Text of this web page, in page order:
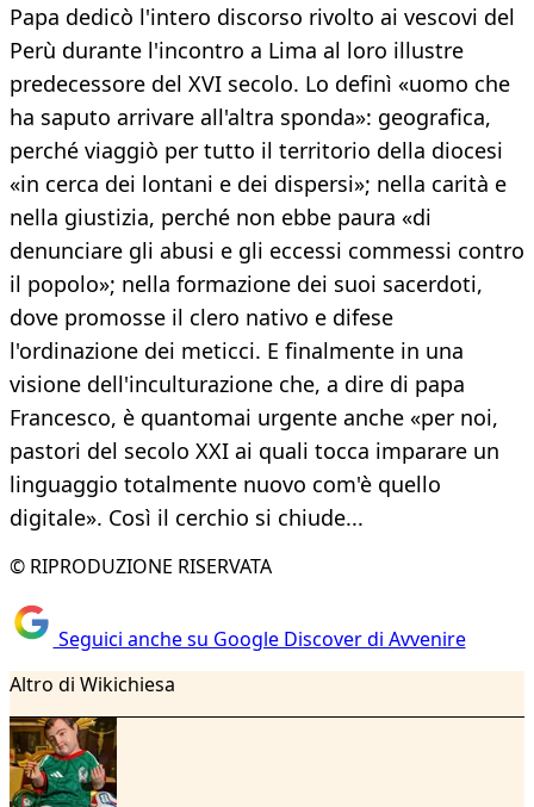
Papa dedicò l'intero discorso rivolto ai vescovi del
Perù durante l'incontro a Lima al loro illustre
predecessore del XVI secolo. Lo definì «uomo che
ha saputo arrivare all'altra sponda»: geografica,
perché viaggiò per tutto il territorio della diocesi
«in cerca dei lontani e dei dispersi»; nella carità e
nella giustizia, perché non ebbe paura «di
denunciare gli abusi e gli eccessi commessi contro
il popolo»; nella formazione dei suoi sacerdoti,
dove promosse il clero nativo e difese
l'ordinazione dei meticci. E finalmente in una
visione dell'inculturazione che, a dire di papa
Francesco, è quantomai urgente anche «per noi,
pastori del secolo XXI ai quali tocca imparare un
linguaggio totalmente nuovo com'è quello
digitale». Così il cerchio si chiude...
© RIPRODUZIONE RISERVATA
Seguici anche su Google Discover di Avvenire
Altro di Wikichiesa